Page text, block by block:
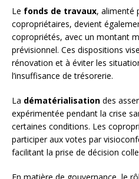
Le fonds de travaux, alimenté
copropriétaires, devient
copropriétés, avec un montant
prévisionnel. Ces dispositions
rénovation et à éviter les
l’insuffisance de trésorerie.
La dématérialisation des
expérimentée pendant la crise
certaines conditions. Les
participer aux votes par
facilitant la prise de décision